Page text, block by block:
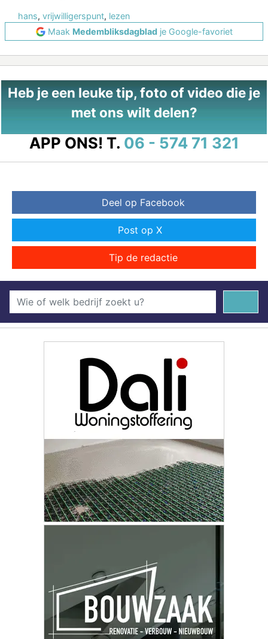
hans, vrijwilligerspunt, lezen
Maak Medembliksdagbladje Google-favoriet
Heb je een leuke tip, foto of video die je
met ons wilt delen?
APP ONS! T. 06 - 574 71 321
Deel op Facebook
Post op X
Tip de redactie